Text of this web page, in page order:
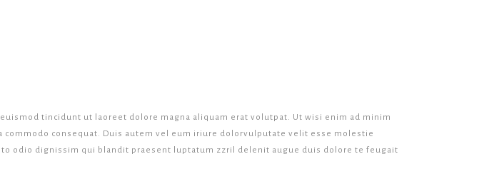
tincidunt ut laoreet dolore magna aliquam erat volutpat. Ut wisi enim ad minim
consequat. Duis autem vel eum iriure dolorvulputate velit esse molestie
odio dignissim qui blandit praesent luptatum zzril delenit augue duis dolore te feugait